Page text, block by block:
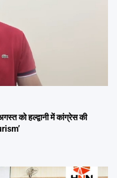
को हल्द्वानी में कांग्रेस की